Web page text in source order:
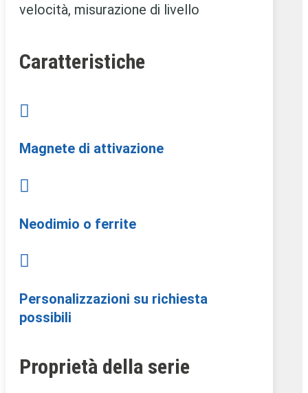
velocità, misurazione di livello
Caratteristiche

Magnete di attivazione

Neodimio o ferrite

Personalizzazioni su richiesta
possibili
Proprietà della serie